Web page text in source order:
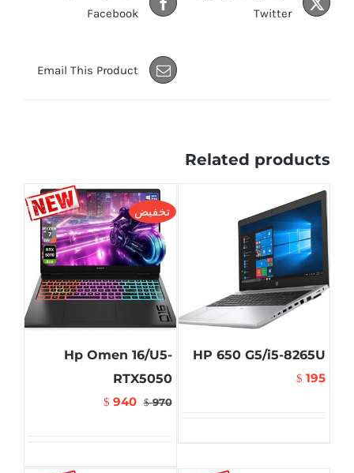
Facebook
Twitter
Email This Product
Related products
HP 650 G5/i5-8265U
$ 195
تخفيض
Hp Omen 16/U5-
RTX5050
$970
$ 940